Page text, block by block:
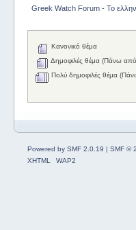
Greek Watch Forum - Το
Κανονικό θέμα
Δημοφιλές θέμα (Πάνω
Πολύ δημοφιλές θέμα
Powered by SMF 2.0.19 | SMF ©
XHTML
WAP2